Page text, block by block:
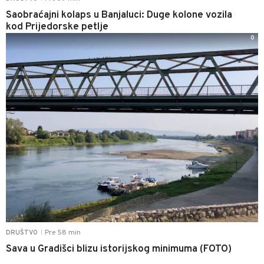
Saobraćajni kolaps u Banjaluci: Duge kolone vozila
kod Prijedorske petlje
DRUŠTVO Pre 58 min
Sava u Gradišci blizu istorijskog minimuma (FOTO)
0